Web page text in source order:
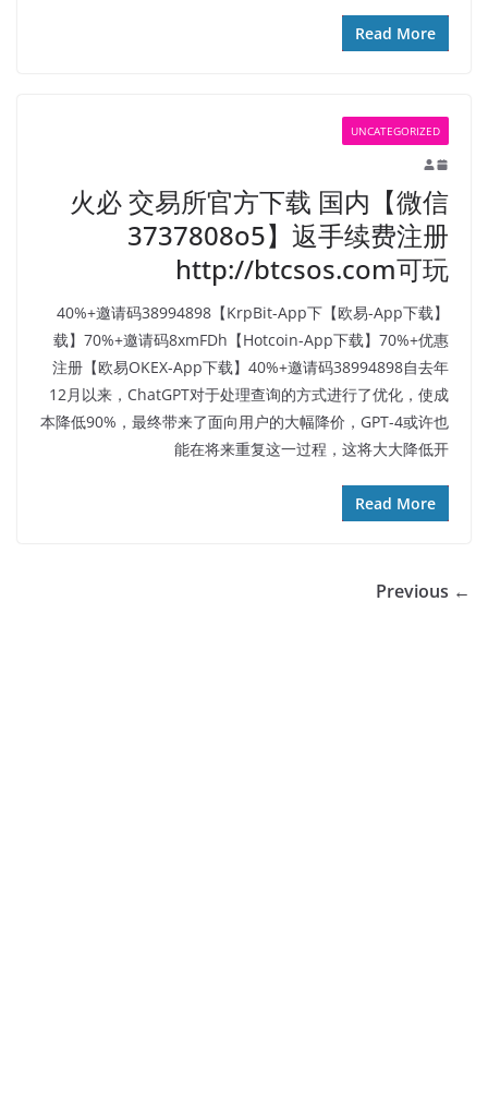
Read More
UNCATEGORIZED
火必 交易所官方下载 国内【微信
3737808o5】返手续费注册
http://btcsos.com可玩
【欧易-App下载】40%+邀请码38994898【KrpBit-App下
载】70%+邀请码8xmFDh【Hotcoin-App下载】70%+优惠
注册【欧易OKEX-App下载】40%+邀请码38994898自去年
12月以来，ChatGPT对于处理查询的方式进行了优化，使成
本降低90%，最终带来了面向用户的大幅降价，GPT-4或许也
能在将来重复这一过程，这将大大降低开
Read More
← Previous